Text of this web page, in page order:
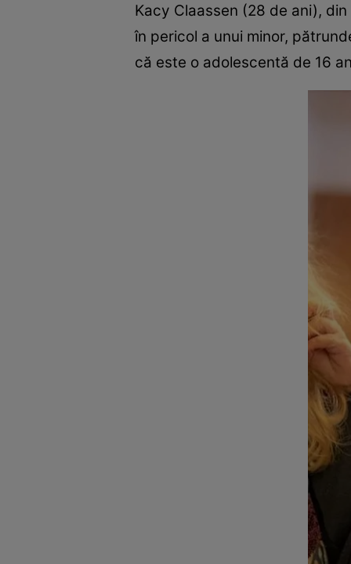
Kacy Claassen (28 de ani),
în pericol a unui minor,
că este o adolescentă de 16